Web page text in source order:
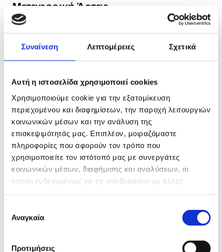
Συναίνεση Λεπτομέρειες Σχετικά
Αυτή η ιστοσελίδα χρησιμοποιεί cookies
Χρησιμοποιούμε cookie για την εξατομίκευση
περιεχομένου και διαφημίσεων, την παροχή λειτουργιών
κοινωνικών μέσων και την ανάλυση της
επισκεψιμότητάς μας. Επιπλέον, μοιραζόμαστε
πληροφορίες που αφορούν τον τρόπο που
χρησιμοποιείτε τον ιστότοπό μας με συνεργάτες
κοινωνικών μέσων, διαφήμισης και αναλύσεων, οι
οποίοι ενδεχομένως να τις συνδυάσουν με άλλες
των υπηρεσιών τους.
συγκατάθεσης
Αναγκαία
Προτιμήσεις
Μεταφορική Άρτας
​Χούσος Κωνσταντίνος
Χούσος Κωνσταντίνος
Χούσου Χρύσα
4ο χλμ. Άρτας - Αγρινίου
​Τ.Κ. 471 00, Άρτα
Τηλ.: 26810 82182 – 26810 82186
Fax: 26810 82182
Κιν.: 6947 399531 - 6944 100978​
E-mail:metaforikiartas@gmail.com
ΩΡΑΡΙΟ ΛΕΙΤΟΥΡΓΙΑΣ
Δευτέρα - Παρασκευή: 8:00 - 18:00 / Σάββατο: 8:00 -